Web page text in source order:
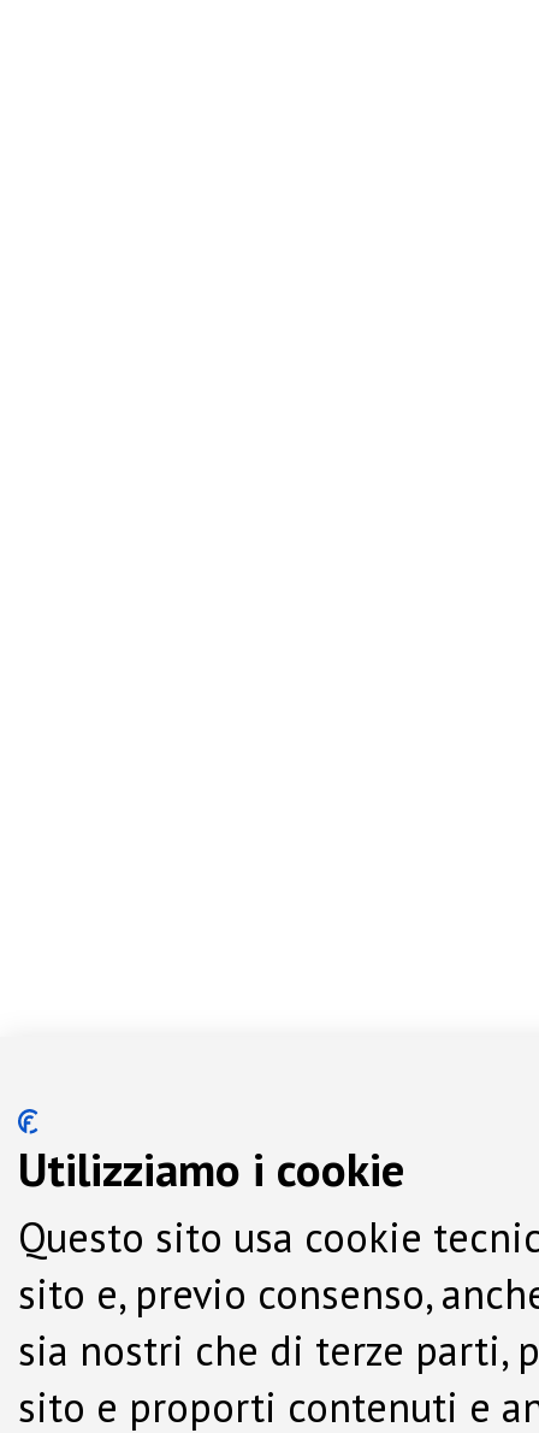
Utilizziamo i cookie
Questo sito usa cookie
sito e, previo consenso,
sia nostri che di terze parti,
sito e proporti contenuti e